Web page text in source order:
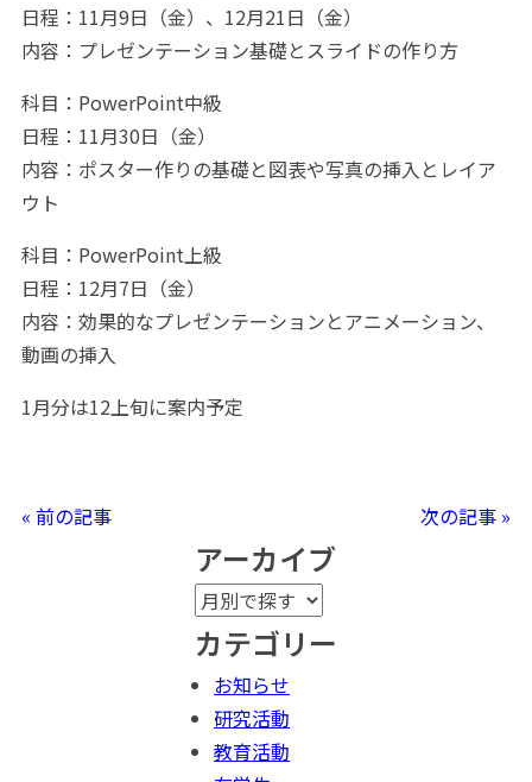
日程：11月9日（金）、12月21日（金）
内容：プレゼンテーション基礎とスライドの作り方
科目：PowerPoint中級
日程：11月30日（金）
内容：ポスター作りの基礎と図表や写真の挿入とレイア
ウト
科目：PowerPoint上級
日程：12月7日（金）
内容：効果的なプレゼンテーションとアニメーション、
動画の挿入
1月分は12上旬に案内予定
« 前の記事 次の記事 »
アーカイブ
カテゴリー
お知らせ
研究活動
教育活動